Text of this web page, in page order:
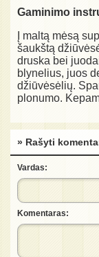
Gaminimo
Į maltą mėsą
šaukštą
druska bei
blynelius, juos
džiūvėsėlių.
plonumo.
» Rašyti
Vardas:
Komentaras: